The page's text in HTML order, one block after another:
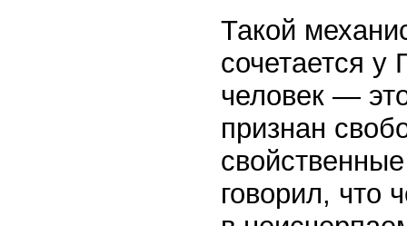
Такой
сочетается у
человек —
признан
говорил, что